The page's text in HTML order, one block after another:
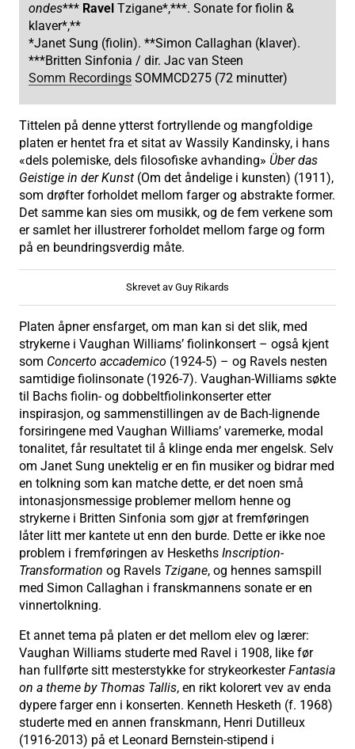
ondes*** Ravel Tzigane*,***. Sonate for fiolin &
klaver*,**
*Janet Sung (fiolin). **Simon Callaghan (klaver).
***Britten Sinfonia / dir. Jac van Steen
Somm Recordings SOMMCD275 (72 minutter)
Tittelen på denne ytterst fortryllende og mangfoldige
platen er hentet fra et sitat av Wassily Kandinsky, i hans
«dels polemiske, dels filosofiske avhanding» Über das
Geistige in der Kunst (Om det åndelige i kunsten) (1911),
som drøfter forholdet mellom farger og abstrakte former.
Det samme kan sies om musikk, og de fem verkene som
er samlet her illustrerer forholdet mellom farge og form
på en beundringsverdig måte.
Skrevet av Guy Rikards
Platen åpner ensfarget, om man kan si det slik, med
strykerne i Vaughan Williams’ fiolinkonsert – også kjent
som Concerto accademico (1924-5) – og Ravels nesten
samtidige fiolinsonate (1926-7). Vaughan-Williams søkte
til Bachs fiolin- og dobbeltfiolinkonserter etter
inspirasjon, og sammenstillingen av de Bach-lignende
forsiringene med Vaughan Williams’ varemerke, modal
tonalitet, får resultatet til å klinge enda mer engelsk. Selv
om Janet Sung unektelig er en fin musiker og bidrar med
en tolkning som kan matche dette, er det noen små
intonasjonsmessige problemer mellom henne og
strykerne i Britten Sinfonia som gjør at fremføringen
låter litt mer kantete ut enn den burde. Dette er ikke noe
problem i fremføringen av Heskeths Inscription-
Transformation og Ravels Tzigane, og hennes samspill
med Simon Callaghan i franskmannens sonate er en
vinnertolkning.
Et annet tema på platen er det mellom elev og lærer:
Vaughan Williams studerte med Ravel i 1908, like før
han fullførte sitt mesterstykke for strykeorkesterFantasia
on a theme by Thomas Tallis, en rikt kolorert vev av enda
dypere farger enn i konserten. Kenneth Hesketh (f. 1968)
studerte med en annen franskmann, Henri Dutilleux
(1916-2013) på et Leonard Bernstein-stipend i